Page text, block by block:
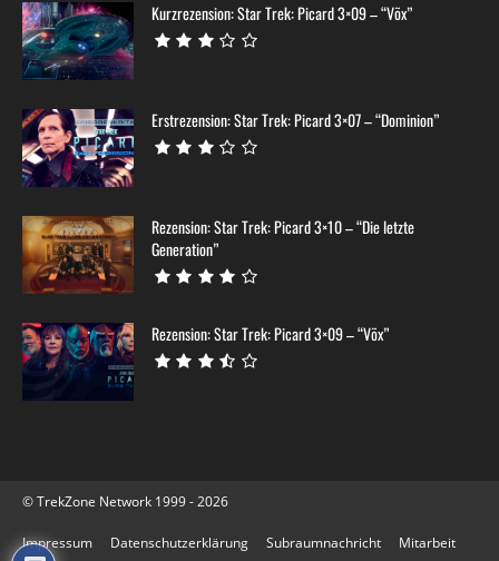
Kurzrezension: Star Trek: Picard 3×09 – “Võx”
Erstrezension: Star Trek: Picard 3×07 – “Dominion”
Rezension: Star Trek: Picard 3×10 – “Die letzte
Generation”
Rezension: Star Trek: Picard 3×09 – “Võx”
© TrekZone Network 1999 - 2026
Impressum Datenschutzerklärung Subraumnachricht
Mitarbeit